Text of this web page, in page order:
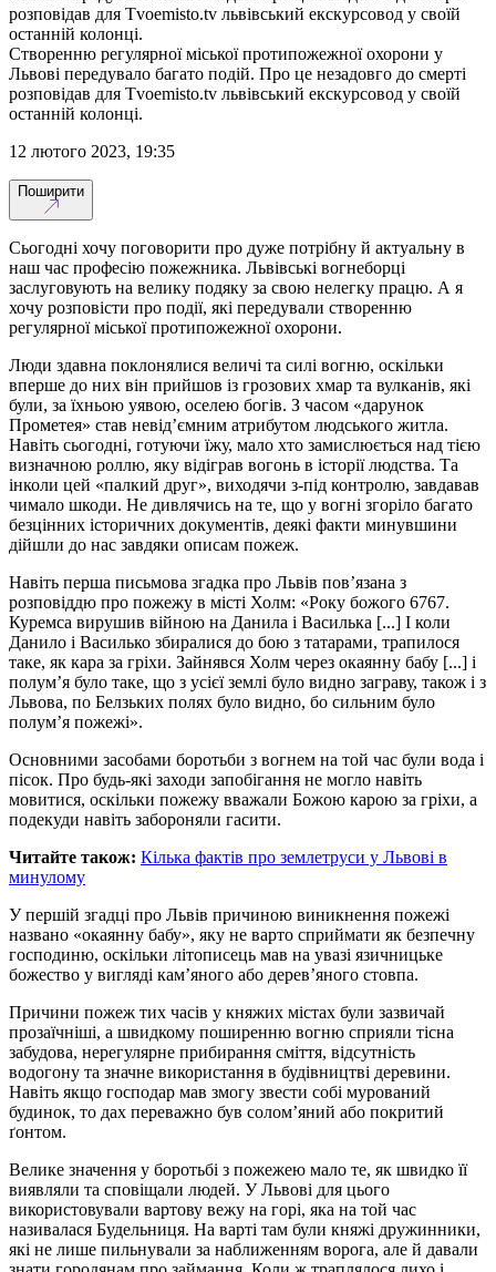
розповідав для Tvoemisto.tv львівський екскурсовод у своїй
останній колонці.
Створенню регулярної міської протипожежної охорони у
Львові передувало багато подій. Про це незадовго до смерті
розповідав для Tvoemisto.tv львівський екскурсовод у своїй
останній колонці.
12 лютого 2023, 19:35
Поширити
Сьогодні хочу поговорити про дуже потрібну й актуальну в
наш час професію пожежника. Львівські вогнеборці
заслуговують на велику подяку за свою нелегку працю. А я
хочу розповісти про події, які передували створенню
регулярної міської протипожежної охорони.
Люди здавна поклонялися величі та силі вогню, оскільки
вперше до них він прийшов із грозових хмар та вулканів, які
були, за їхньою уявою, оселею богів. З часом «дарунок
Прометея» став невід’ємним атрибутом людського житла.
Навіть сьогодні, готуючи їжу, мало хто замислюється над тією
визначною роллю, яку відіграв вогонь в історії людства. Та
інколи цей «палкий друг», виходячи з-під контролю, завдавав
чимало шкоди. Не дивлячись на те, що у вогні згоріло багато
безцінних історичних документів, деякі факти минувшини
дійшли до нас завдяки описам пожеж.
Навіть перша письмова згадка про Львів пов’язана з
розповіддю про пожежу в місті Холм: «Року божого 6767.
Куремса вирушив війною на Данила і Василька [...] І коли
Данило і Василько збиралися до бою з татарами, трапилося
таке, як кара за гріхи. Зайнявся Холм через окаянну бабу [...] і
полум’я було таке, що з усієї землі було видно заграву, також і з
Львова, по Белзьких полях було видно, бо сильним було
полум’я пожежі».
Основними засобами боротьби з вогнем на той час були вода і
пісок. Про будь-які заходи запобігання не могло навіть
мовитися, оскільки пожежу вважали Божою карою за гріхи, а
подекуди навіть забороняли гасити.
Читайте також: Кілька фактів про землетруси у Львові в
минулому
У першій згадці про Львів причиною виникнення пожежі
названо «окаянну бабу», яку не варто сприймати як безпечну
господиню, оскільки літописець мав на увазі язичницьке
божество у вигляді кам’яного або дерев’яного стовпа.
Причини пожеж тих часів у княжих містах були зазвичай
прозаїчніші, а швидкому поширенню вогню сприяли тісна
забудова, нерегулярне прибирання сміття, відсутність
водогону та значне використання в будівництві деревини.
Навіть якщо господар мав змогу звести собі мурований
будинок, то дах переважно був солом’яний або покритий
ґонтом.
Велике значення у боротьбі з пожежею мало те, як швидко її
виявляли та сповіщали людей. У Львові для цього
використовували вартову вежу на горі, яка на той час
називалася Будельниця. На варті там були княжі дружинники,
які не лише пильнували за наближенням ворога, але й давали